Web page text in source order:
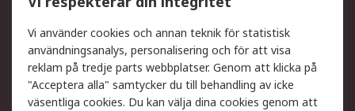
DesignSpark
Teknisk Support
Ditt lokala säljteam
Exportlösningar
Support
Få hjälp
Retur av varor
Vi använder cookies och annan teknik för statistisk
användningsanalys, personalisering och för att visa
reklam på tredje parts webbplatser. Genom att klicka på
"Acceptera alla" samtycker du till behandling av icke
väsentliga cookies. Du kan välja dina cookies genom att